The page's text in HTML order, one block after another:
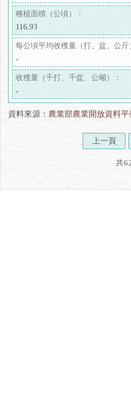
種植面積（公頃）：
116.93
每公頃平均收穫量（打、盆、公斤
-
收穫量（千打、千盆、公噸）：
-
資料來源： 農業部農業開放資料平
上一頁
共